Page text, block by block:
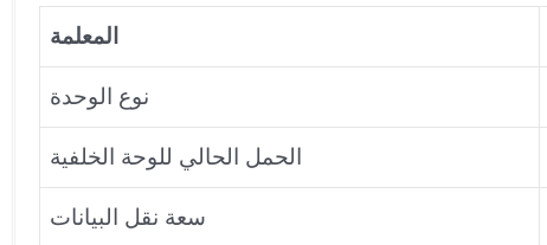
المعلمة
نوع الوحدة
الحمل الحالي للوحة الخلفية
سعة نقل البيانات